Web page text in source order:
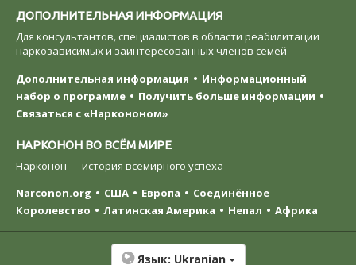
ДОПОЛНИТЕЛЬНАЯ ИНФОРМАЦИЯ
Для консультантов, специалистов в области реабилитации
наркозависимых и заинтересованных членов семей
Дополнительная информация
Информационный
набор о программе
Получить больше информации
Связаться с «Наркононом»
НАРКОНОН ВО ВСЁМ МИРЕ
Нарконон — история всемирного успеха
Narconon.org
США Европа
Соединённое
Королевство
Латинская Америка Непал Африка
Язык: Ukranian